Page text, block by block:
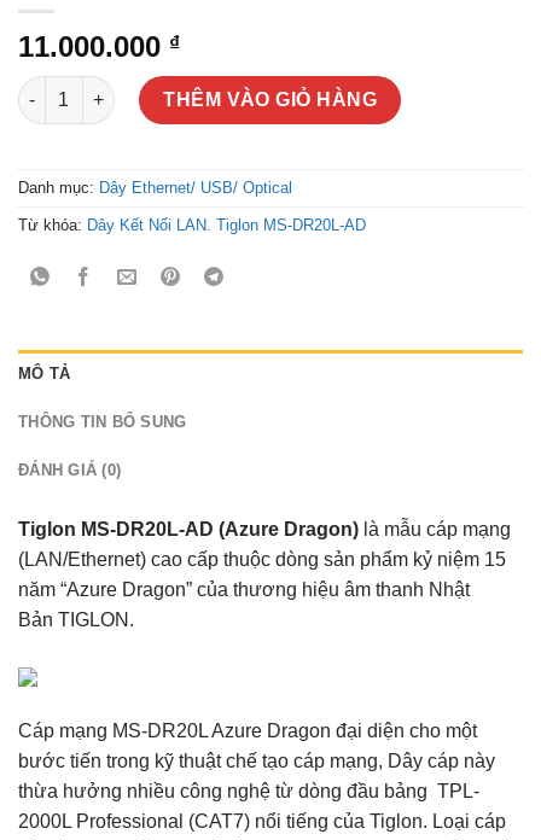
11.000.000 ₫
Dây Kết Nối LAN Tiglon MS-DR20L-AD số lượng
THÊM VÀO GIỎ HÀNG
Danh mục: Dây Ethernet/ USB/ Optical
Từ khóa: Dây Kết Nối LAN. Tiglon MS-DR20L-AD
MÔ TẢ
THÔNG TIN BỔ SUNG
ĐÁNH GIÁ (0)
Tiglon MS-DR20L-AD (Azure Dragon) là mẫu cáp mạng
(LAN/Ethernet) cao cấp thuộc dòng sản phẩm kỷ niệm 15
năm “Azure Dragon” của thương hiệu âm thanh Nhật
Bản TIGLON .
Cáp mạng MS-DR20L Azure Dragon đại diện cho một
bước tiến trong kỹ thuật chế tạo cáp mạng, Dây cáp này
thừa hưởng nhiều công nghệ từ dòng đầu bảng TPL-
2000L Professional (CAT7) nổi tiếng của Tiglon. Loại cáp